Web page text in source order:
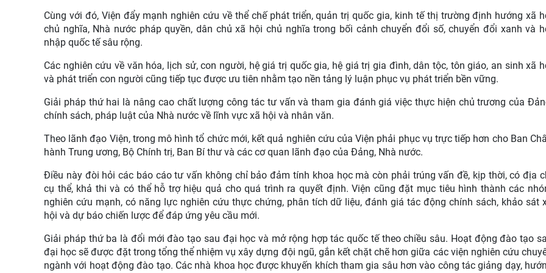
Cùng với đó, Viện đẩy mạnh nghiên cứu về thể chế phát triển, quản trị quốc gia, kinh tế thị trường định hướng xã
chủ nghĩa, Nhà nước pháp quyền, dân chủ xã hội chủ nghĩa trong bối cảnh chuyển đổi số, chuyển đổi xanh và
nhập quốc tế sâu rộng.
Các nghiên cứu về văn hóa, lịch sử, con người, hệ giá trị quốc gia, hệ giá trị gia đình, dân tộc, tôn giáo, an sinh xã
và phát triển con người cũng tiếp tục được ưu tiên nhằm tạo nền tảng lý luận phục vụ phát triển bền vững.
Giải pháp thứ hai là nâng cao chất lượng công tác tư vấn và tham gia đánh giá việc thực hiện chủ trương của
chính sách, pháp luật của Nhà nước về lĩnh vực xã hội và nhân văn.
Theo lãnh đạo Viện, trong mô hình tổ chức mới, kết quả nghiên cứu của Viện phải phục vụ trực tiếp hơn cho Ban
hành Trung ương, Bộ Chính trị, Ban Bí thư và các cơ quan lãnh đạo của Đảng, Nhà nước.
Điều này đòi hỏi các báo cáo tư vấn không chỉ bảo đảm tính khoa học mà còn phải trúng vấn đề, kịp thời, có địa
cụ thể, khả thi và có thể hỗ trợ hiệu quả cho quá trình ra quyết định. Viện cũng đặt mục tiêu hình thành các
nghiên cứu mạnh, có năng lực nghiên cứu thực chứng, phân tích dữ liệu, đánh giá tác động chính sách, khảo sát
hội và dự báo chiến lược để đáp ứng yêu cầu mới.
Giải pháp thứ ba là đổi mới đào tạo sau đại học và mở rộng hợp tác quốc tế theo chiều sâu. Hoạt động đào tạo
đại học sẽ được đặt trong tổng thể nhiệm vụ xây dựng đội ngũ, gắn kết chặt chẽ hơn giữa các viện nghiên cứu
ngành với hoạt động đào tạo. Các nhà khoa học được khuyến khích tham gia sâu hơn vào công tác giảng dạy,